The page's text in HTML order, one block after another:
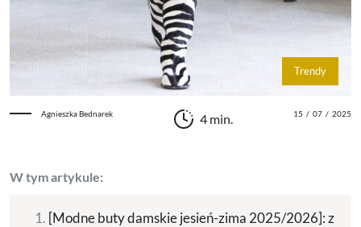
Trendy
Agnieszka Bednarek 4 min. 15 / 07 / 2025
W tym artykule:
[Modne buty damskie jesień-zima 2025/2026]: z